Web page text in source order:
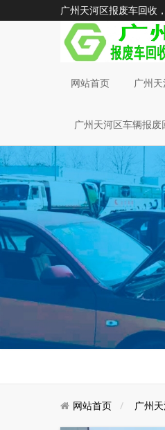
广州天河区报废车回收
网站首页 广州
广州天河区车辆报废
网站首页 广州